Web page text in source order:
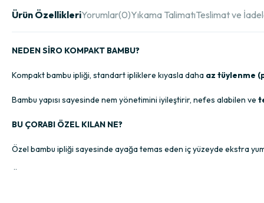
Ürün ÖzellikleriYorumlar(0)Yıkama TalimatıTeslimat ve
NEDEN SİRO KOMPAKT BAMBU?
Kompakt bambu ipliği, standart ipliklere kıyasla daha az tüylenme
Bambu yapısı sayesinde nem yönetimini iyileştirir, nefes alabilen ve
BU ÇORABI ÖZEL KILAN NE?
Özel bambu ipliği sayesinde ayağa temas eden iç yüzeyde ekstra